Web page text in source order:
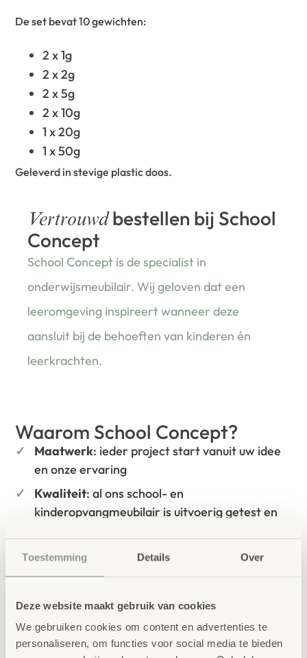
Toestemming Details Over
Deze website maakt gebruik van cookies
We gebruiken cookies om content en advertenties te
personaliseren, om functies voor social media te bieden
De set bevat 10 gewichten:
2 x 1g
2 x 2g
2 x 5g
2 x 10g
1 x 20g
1 x 50g
Geleverd in stevige plastic doos.
Vertrouwdbestellen bij School
Concept
School Concept is de specialist in
onderwijsmeubilair. Wij geloven dat een
leeromgeving inspireert wanneer deze
aansluit bij de behoeften van kinderen én
leerkrachten.
Waarom School Concept?
Maatwerk: ieder project start vanuit uw idee
en onze ervaring
Kwaliteit: al ons school- en
kinderopvangmeubilair is uitvoerig getest en
Duurzaamheid
: wij werken met circulaire
producten, waaronder onzeOneWood-lijnvan
Daarnaast zelfs voorzien van het
milieukeurmerk EU-Ecolabel .
Extra informatie